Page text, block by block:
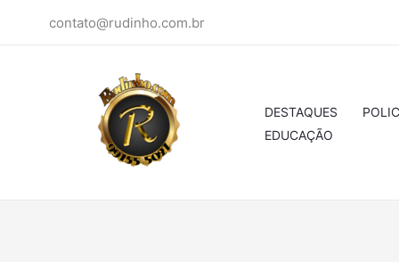
contato@rudinho.com.br
DESTAQUES
EDUCAÇÃO